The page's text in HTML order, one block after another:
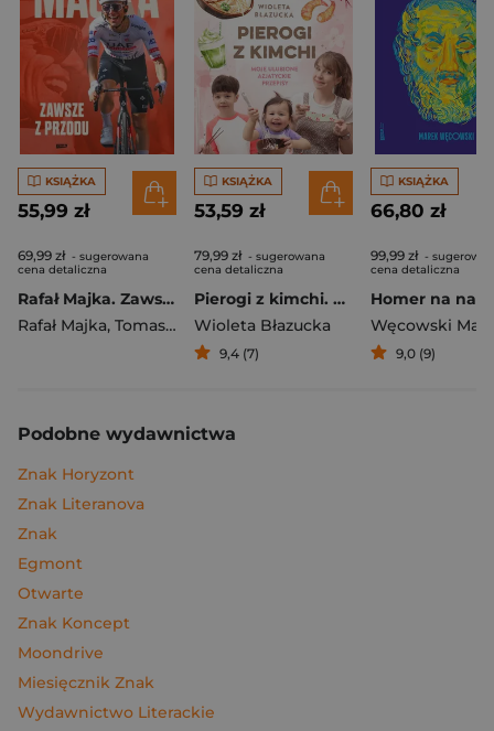
KSIĄŻKA
55,99 zł
69,99 zł - sugerowana
cena detaliczna
Rafał Majka. Zawsze z przodu. Rozmawia Tomasz Kalemba - książka z autografem
Rafał Majka, Tomasz Kalemba
KSIĄŻKA
53,59 zł
79,99 zł - sugerowana
cena detaliczna
Pierogi z kimchi. Moje ulubione azjatyckie przepisy
Wioleta Błazucka
9,4 (7)
KSIĄŻKA
66,80 zł
99,99 zł -
cena detaliczna
Węcowski
9,0 (9)
Podobne wydawnictwa
Znak Horyzont
Znak Literanova
Znak
Egmont
Otwarte
Znak Koncept
Moondrive
Miesięcznik Znak
Wydawnictwo Literackie